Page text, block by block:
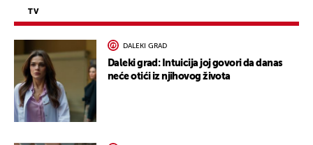
TV
DALEKI GRAD
Daleki grad: Intuicija joj govori da danas
neće otići iz njihovog života